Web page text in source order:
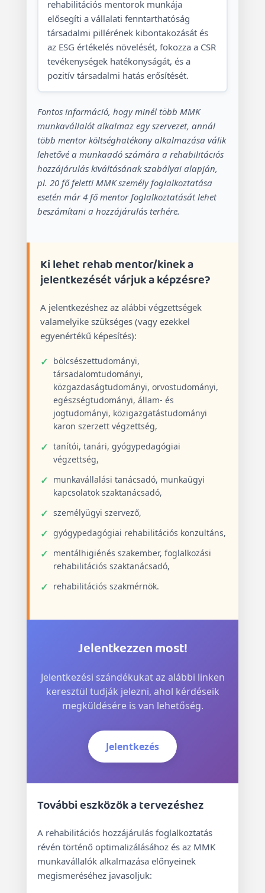
rehabilitációs mentorok munkája
elősegíti a vállalati fenntarthatóság
társadalmi pillérének kibontakozását és
az ESG értékelés növelését, fokozza a CSR
tevékenységek hatékonyságát, és a
pozitív társadalmi hatás erősítését.
Fontos információ, hogy minél több MMK
munkavállalót alkalmaz egy szervezet, annál
több mentor költséghatékony alkalmazása válik
lehetővé a munkaadó számára a rehabilitációs
hozzájárulás kiváltásának szabályai alapján,
pl. 20 fő feletti MMK személy foglalkoztatása
esetén már 4 fő mentor foglalkoztatását lehet
beszámítani a hozzájárulás terhére.
Ki lehet rehab mentor/kinek a
jelentkezését várjuk a képzésre?
A jelentkezéshez az alábbi végzettségek
valamelyike szükséges (vagy ezekkel
egyenértékű képesítés):
bölcsészettudományi,
társadalomtudományi,
közgazdaságtudományi, orvostudományi,
egészségtudományi, állam- és
jogtudományi, közigazgatástudományi
karon szerzett végzettség,
tanítói, tanári, gyógypedagógiai
végzettség,
munkavállalási tanácsadó, munkaügyi
kapcsolatok szaktanácsadó,
személyügyi szervező,
gyógypedagógiai rehabilitációs konzultáns,
mentálhigiénés szakember, foglalkozási
rehabilitációs szaktanácsadó,
rehabilitációs szakmérnök.
Jelentkezzen most!
Jelentkezési szándékukat az alábbi linken
keresztül tudják jelezni, ahol kérdéseik
megküldésére is van lehetőség.
Jelentkezés
További eszközök a tervezéshez
A rehabilitációs hozzájárulás foglalkoztatás
révén történő optimalizálásához és az MMK
munkavállalók alkalmazása előnyeinek
megismeréséhez javasoljuk: